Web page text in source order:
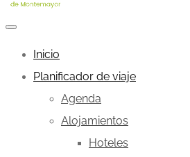
Inicio
Planificador de viaje
Agenda
Alojamientos
Hoteles